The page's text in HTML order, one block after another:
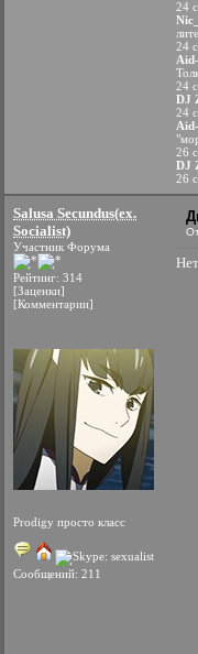
24
24
24
DJ
24
26
DJ
26
Salusa Secundus(ex.
Socialist)
Участник Форума
Рейтинг: 314
[Заценки]
[Комментарии]
Prodigy просто класс
Сообщений: 211